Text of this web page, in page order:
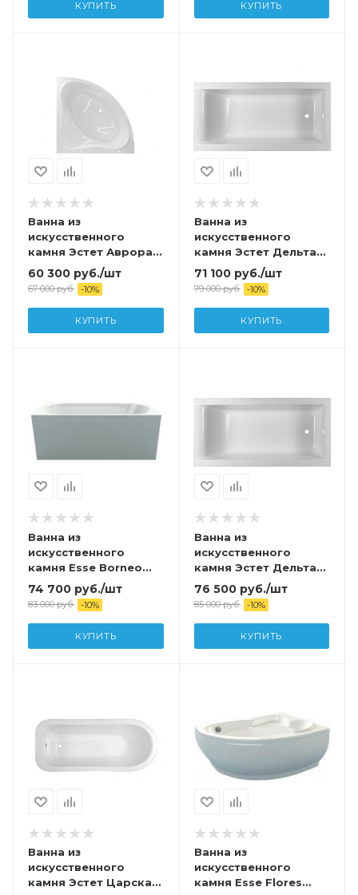
подставкой и сливом
КУПИТЬ КУПИТЬ
Ванна из
искусственного
камня Эстет Аврора
140х140
60 300 руб./шт
67 000руб. -10%
КУПИТЬ
Ванна из
искусственного
камня Эстет Дельта
180х80 с
возможностью
изменения размера
(комплект) с
подставкой и сливом
71 100руб./шт
79 000руб. -10%
КУПИТЬ
Ванна из
искусственного
камня Esse Borneo
180*80
74 700 руб./шт
83 000руб. -10%
КУПИТЬ
Ванна из
искусственного
камня Эстет Дельта
190х90 с
возможностью
изменения размера
(комплект) с
подставкой и сливом
76 500руб./шт
85 000руб. -10%
КУПИТЬ
Ванна из
искусственного
камня Эстет Царская
Ванна из
искусственного
камня Esse Flores